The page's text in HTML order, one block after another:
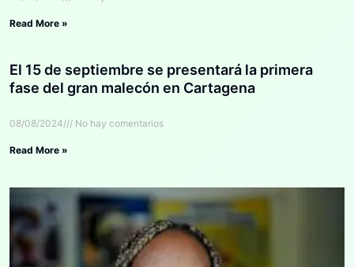
Read More »
El 15 de septiembre se presentará la primera
fase del gran malecón en Cartagena
08/08/2024 No hay comentarios
Read More »